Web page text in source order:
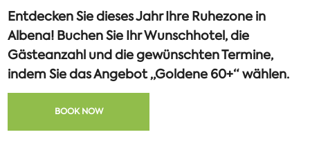
Entdecken Sie dieses Jahr Ihre Ruhezone in
Albena! Buchen Sie Ihr Wunschhotel, die
Gästeanzahl und die gewünschten Termine,
indem Sie das Angebot „Goldene 60+“ wählen.
BOOK NOW